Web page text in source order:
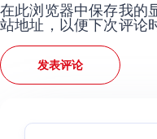
在此浏览器中保存我的
站地址，以便下次评论